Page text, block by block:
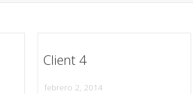
Client 4
febrero 2, 2014